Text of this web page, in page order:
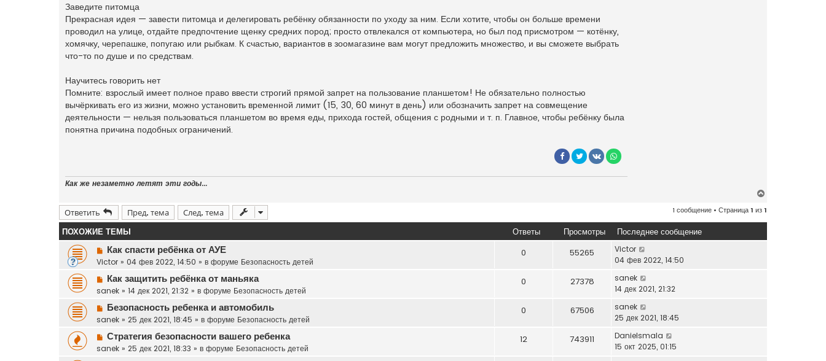
Заведите питомца
Прекрасная идея — завести питомца и делегировать ребёнку обязанности по уходу за ним. Если хотите, чтобы он больше времени
проводил на улице, отдайте предпочтение щенку средних пород; просто отвлекался от компьютера, но был под присмотром — котёнку,
хомячку, черепашке, попугаю или рыбкам. К счастью, вариантов в зоомагазине вам могут предложить множество, и вы сможете выбрать
что-то по душе и по средствам.
Научитесь говорить нет
Помните: взрослый имеет полное право ввести строгий прямой запрет на пользование планшетом! Не обязательно полностью
вычёркивать его из жизни, можно установить временной лимит (15, 30, 60 минут в день) или обозначить запрет на совмещение
деятельности — нельзя пользоваться планшетом во время еды, прихода гостей, общения с родными и т. п. Главное, чтобы ребёнку была
понятна причина подобных ограничений.
Как же незаметно летят эти годы...
Ответить Пред. тема След. тема 1 сообщение • Страница1 из1
ПОХОЖИЕ ТЕМЫ Ответы Просмотры Последнее сообщение
Н
о
о
е
о
б
щ
Как спасти ребёнка от АУЕ
Victor » 04 фев 2022, 14:50 » в форуме Безопасность детей
0 55265
Victor
04 фев 2022, 14:50
Н
о
о
е
с
о
Как защитить ребёнка от маньяка
sanek » 14 дек 2021, 21:32 » в форуме Безопасность детей
0 27378
sanek
14 дек 2021, 21:32
Н
о
о
е
Безопасность ребенка и автомобиль
sanek » 25 дек 2021, 18:45 » в форуме Безопасность детей
0 67506
sanek
25 дек 2021, 18:45
Н
о
Стратегия безопасности вашего ребенка
sanek » 25 дек 2021, 18:33 » в форуме Безопасность детей
12 743911
Danielsmala
15 окт 2025, 01:15